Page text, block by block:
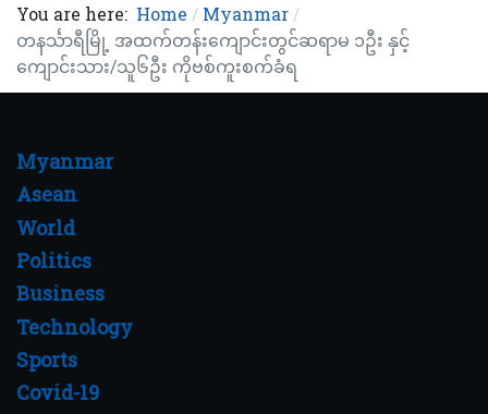
You are here: Home
Myanmar
တနင်္သာရီမြို့ အထက်တန်းကျောင်းတွင်ဆရာမ ၁ဦး နှင့်
ကျောင်းသား/သူ၆ဦး ကိုဗစ်ကူးစက်ခံရ
Myanmar
Asean
World
Politics
Business
Technology
Sports
Covid-19